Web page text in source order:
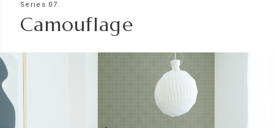
Series 07.
Camouflage